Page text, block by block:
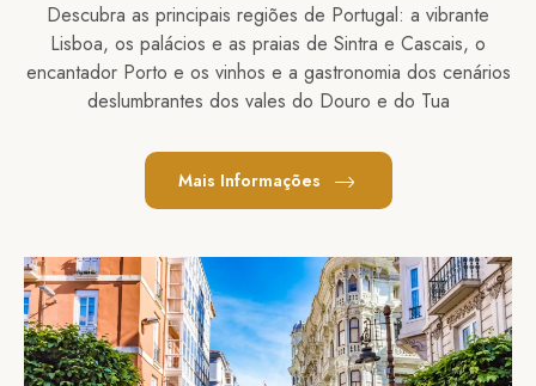
Descubra as principais regiões de Portugal: a vibrante
Lisboa, os palácios e as praias de Sintra e Cascais, o
encantador Porto e os vinhos e a gastronomia dos cenários
deslumbrantes dos vales do Douro e do Tua
Mais Informações